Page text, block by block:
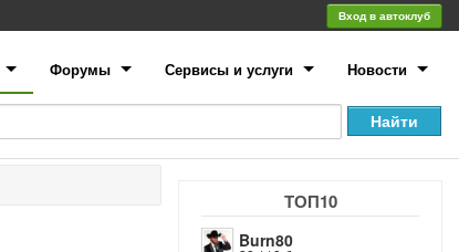
Вход в автоклуб
Форумы Сервисы и услуги Новости
ТОП10
Burn80